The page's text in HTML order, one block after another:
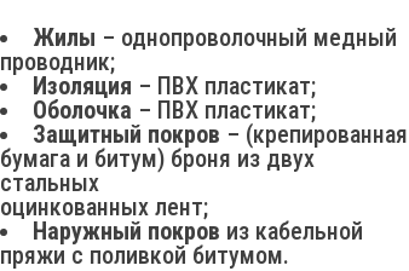
Жилы – однопроволочный медный
проводник;
Изоляция – ПВХ пластикат;
Оболочка – ПВХ пластикат;
Защитный покров – (крепированная
бумага и битум) броня из двух
стальных
оцинкованных лент;
Наружный покров из кабельной
пряжи с поливкой битумом.